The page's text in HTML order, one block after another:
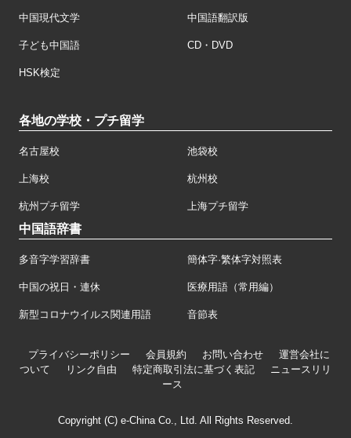
中国現代文学 中国語翻訳版
子ども中国語 CD・DVD
HSK検定
各地の学校・プチ留学
名古屋校 池袋校
上海校 杭州校
杭州プチ留学 上海プチ留学
中国語辞書
多音字学習辞書 簡体字·繁体字対照表
中国の祝日・連休 医療用語（常用編）
新型コロナウイルス関連用語 音節表
プライバシーポリシー 会員規約 お問い合わせ
運営会社に
ついて
リンク自由 特定商取引法に基づく表記
ニュースリリ
ース
Copyright (C) e-China Co., Ltd. All Rights Reserved.